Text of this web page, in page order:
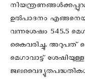
ഉൽപാദനം
വന്നശേഷം 545.5
കൈവരിച്ചു. അറുപത്‌
മെഗാവാട്ട്‌